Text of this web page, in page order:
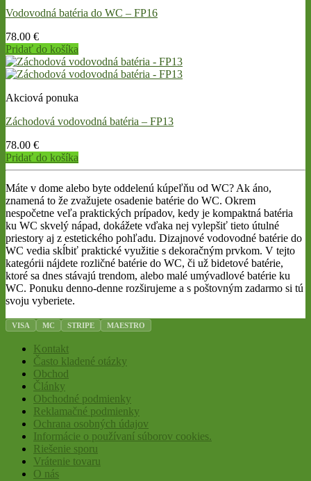
page
Vodovodná batéria do WC – FP16
78.00 €
Pridať do košíka
Akciová ponuka
Záchodová vodovodná batéria – FP13
78.00 €
Pridať do košíka
Máte v dome alebo byte oddelenú kúpeľňu od WC? Ak áno,
znamená to že zvažujete osadenie batérie do WC. Okrem
nespočetne veľa praktických prípadov, kedy je kompaktná batéria
ku WC skvelý nápad, dokážete vďaka nej vylepšiť tieto útulné
priestory aj z estetického pohľadu. Dizajnové vodovodné batérie do
WC vedia skĺbiť praktické využitie s dekoračným prvkom. V tejto
kategórii nájdete rozličné batérie do WC, či už bidetové batérie,
ktoré sa dnes stávajú trendom, alebo malé umývadlové batérie ku
WC. Ponuku denno-denne rozširujeme a s poštovným zadarmo si tú
svoju vyberiete.
VISA MC STRIPE MAESTRO
Kontakt
Často kladené otázky
Obchod
Články
Obchodné podmienky
Reklamačné podmienky
Ochrana osobných údajov
Informácie o používaní súborov cookies.
Riešenie sporu
Vrátenie tovaru
O nás